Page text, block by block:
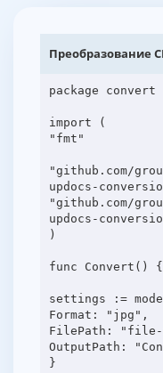
Преобразование
package convert
import (
"fmt"
"github.com/
updocs-
"github.com/
updocs-
)
func Convert() {
settings :=
Format: "jpg",
FilePath: "file-
OutputPath:
}